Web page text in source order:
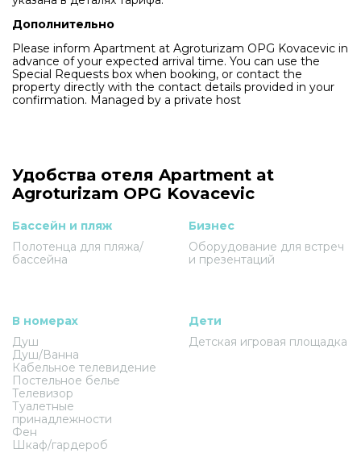
Дополнительно
Please inform Apartment at Agroturizam OPG Kovacevic in
advance of your expected arrival time. You can use the
Special Requests box when booking, or contact the
property directly with the contact details provided in your
confirmation. Managed by a private host
Удобства отеля Apartment at
Agroturizam OPG Kovacevic
Бассейн и пляж
Полотенца для пляжа/
бассейна
Бизнес
Оборудование для встреч
и презентаций
В номерах
Душ
Душ/Ванна
Кабельное телевидение
Постельное белье
Телевизор
Туалетные
принадлежности
Фен
Шкаф/гардероб
Дети
Детская игровая площадка